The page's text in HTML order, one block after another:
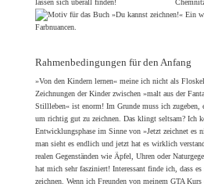
Rahmenbedingungen für den Anfang
»Von den Kindern lernen« meine ich nicht als
Zeichnungen der Kinder zwischen »malt aus der
Stillleben« ist enorm! Im Grunde muss ich zugeben,
um richtig gut zu zeichnen. Das klingt seltsam? Ich
Entwicklungsphase im Sinne von »Jetzt zeichnet es
man sieht es endlich und jetzt hat es wirklich
realen Gegenständen wie Äpfel, Uhren oder
hat mich sehr fasziniert! Interessant finde ich, dass
zeichnen. Wenn ich Freunden von meinem GTA Kurs